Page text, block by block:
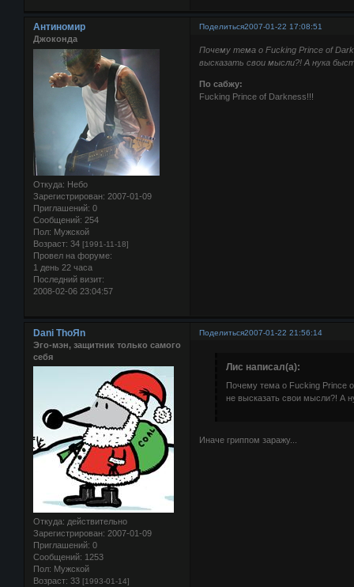
Поделиться2007-01-22 17:08:51
Антиномир
Джоконда
Откуда: Небо
Зарегистрирован: 2007-01-09
Приглашений: 0
Сообщений: 254
Пол: Мужской
Возраст: 34 [1991-11-18]
Провел на форуме:
1 день 22 часа
Последний визит:
2008-02-06 23:04:57
Почему тема о Fucking Prince of
высказать свои мысли?! А нука
По сабжу:
Fucking Prince of Darkness!!!
Поделиться2007-01-22 21:56:14
Dani ThoЯn
Эго-мэн, защитник только самого
себя
Откуда: действительно
Зарегистрирован: 2007-01-09
Приглашений: 0
Сообщений: 1253
Пол: Мужской
Возраст: 33 [1993-01-14]
Лис написал(а):
Почему тема о Fucking Prince
не высказать свои мысли?! А
Иначе гриппом заражу...